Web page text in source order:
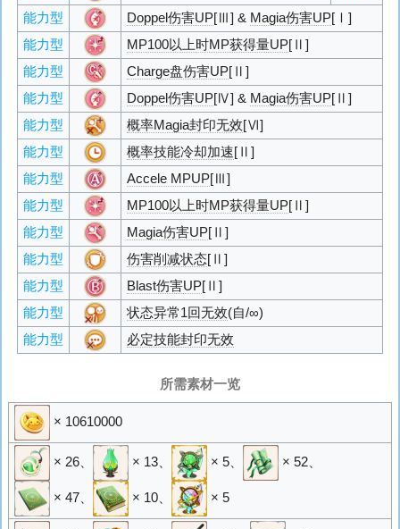
能力型 Doppel伤害UP[Ⅲ] & Magia伤害UP[Ⅰ]
能力型
MP100以上时MP获得量UP[Ⅱ]
能力型
Charge盘伤害UP[Ⅱ]
能力型
Doppel伤害UP[Ⅳ] & Magia伤害UP[Ⅱ]
能力型
概率Magia封印无效[Ⅵ]
能力型
概率技能冷却加速[Ⅱ]
能力型
Accele MPUP[Ⅲ]
能力型
MP100以上时MP获得量UP[Ⅱ]
能力型
Magia伤害UP[Ⅱ]
能力型
伤害削减状态[Ⅱ]
能力型
Blast伤害UP[Ⅱ]
能力型
状态异常1回无效(自/∞)
能力型
必定技能封印无效
所需素材一览
× 10610000
× 26、 × 13、 × 5、 × 52、
× 47、 × 10、 × 5